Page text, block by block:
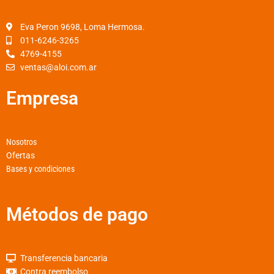
o
r
Eva Peron 9698, Loma Hermosa.
011-6246-3265
4769-4155
ventas@aloi.com.ar
Empresa
Nosotros
Ofertas
Bases y condiciones
Métodos de pago
Transferencia bancaria
Contra reembolso